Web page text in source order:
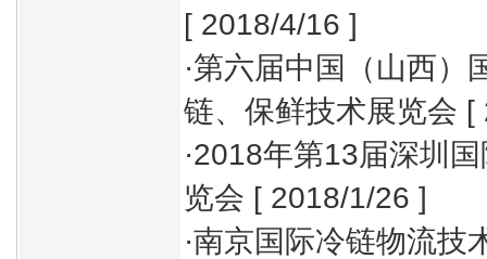
[ 2018/4/16 ]
·第六届中国（山西）
链、保鲜技术展览会 [
·2018年第13届深圳
览会 [ 2018/1/26 ]
·南京国际冷链物流技